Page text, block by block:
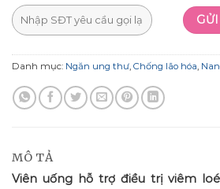
Danh mục: Ngăn ung thư Chống lão hóa
MÔ TẢ
Viên uống hỗ trợ điều trị viêm